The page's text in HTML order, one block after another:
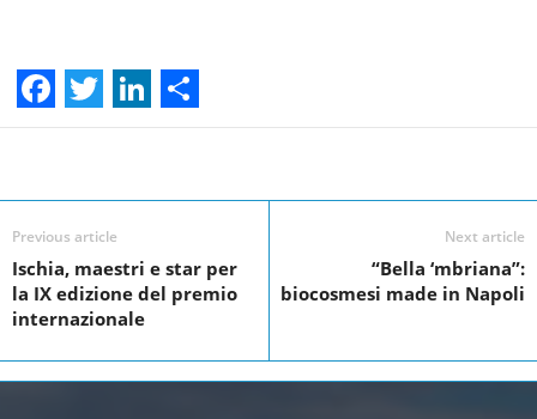
F
c
e
b
o
o
k
T
i
t
t
e
r
L
n
k
e
d
I
n
S
a
e
Previous article
Ischia, maestri e star per
la IX edizione del premio
internazionale
Next article
“Bella ‘mbriana”:
biocosmesi made in Napoli